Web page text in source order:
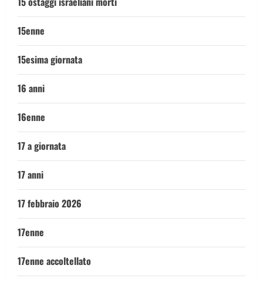
15enne
15esima giornata
16 anni
16enne
17 a giornata
17 anni
17 febbraio 2026
17enne
17enne accoltellato